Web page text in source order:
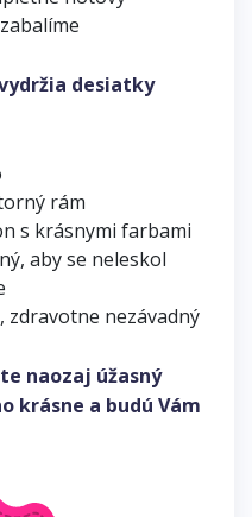
desiatky
rám
s krásnymi farbami
aby se neleskol
zdravotne nezávadný
naozaj úžasný
krásne a budú Vám